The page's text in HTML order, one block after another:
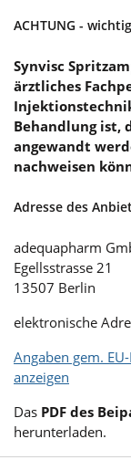
ACHTUNG -
Synvisc
ärztliches
Behandlung ist,
angewandt
nachweisen
Adresse des
adequapharm
Egellsstrasse 21
13507 Berlin
elektronische
Angaben gem.
anzeigen
Das PDF des
herunterladen.